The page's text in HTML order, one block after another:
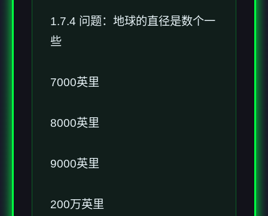
1.7.4 问题：地球的直径是数个一
些
7000英里
8000英里
9000英里
200万英里